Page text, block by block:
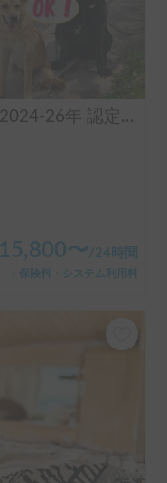
㊗️ｽｰﾊﾟｰﾎﾙﾀﾞｰ6期連続受賞(2024-26年 認定実績)👑 長期のご利用実績多数♨️🐕♨️わんちゃん🆗🙆✨FFヒーターで夜はぽかぽか☕️直前予約も可能(要相談下さい)⏰全面網戸で犬も人も快適👍ファミリーも喜んで頂けます😃〈ポータブルクーラー・大容量ポータブルバッテリー・電子レンジ・天井換気ファン・冷蔵庫・サブバッテリー2機・外部電源〉 断熱車体&アクリル二重＋網戸とシェード付の断熱窓！花火大会＆野外音楽フェスにも！ロードバイク2台楽々積んで車中泊OK❣️トランポ的な使い方も出来ます！ ハイエース サーフィン 憧れのキャンピングカーで！ 白馬 野沢温泉 蔵王 八方尾根 妙高 スキー スノボ
15,800〜 /24時間
＋保険料・システム利用料